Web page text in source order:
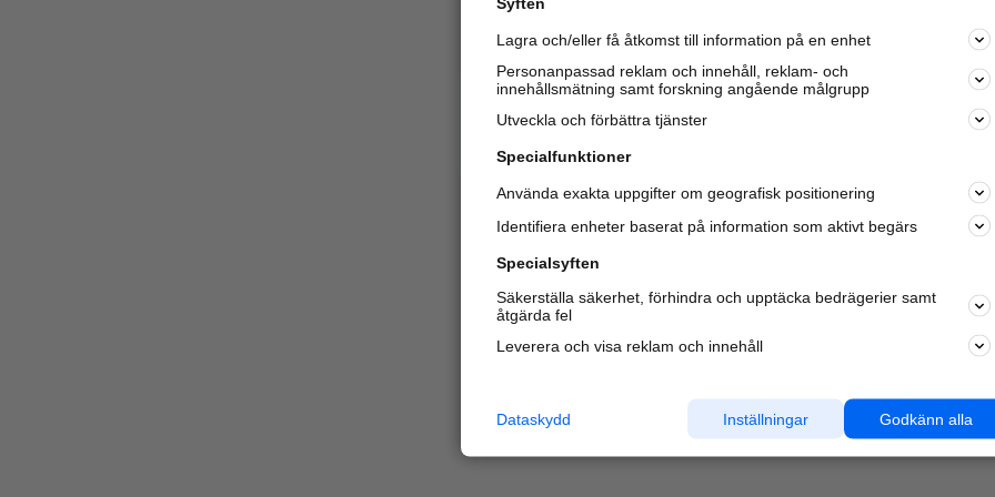
Varje vecka besöker du och 4 miljonerandra härliga
oss för att hitta rätt lokal information om företag,
Lagra och/eller få åtkomst till information på en enhet
Personanpassad reklam och innehåll, reklam- och
innehållsmätning samt forskning angående målgrupp
Utveckla och förbättra tjänster
Specialfunktioner
Använda exakta uppgifter om geografisk positionering
Identifiera enheter baserat på information som aktivt begärs
Specialsyften
Säkerställa säkerhet, förhindra och upptäcka bedrägerier samt
åtgärda fel
Leverera och visa reklam och innehåll
Godkänn alla
Inställningar
Dataskydd